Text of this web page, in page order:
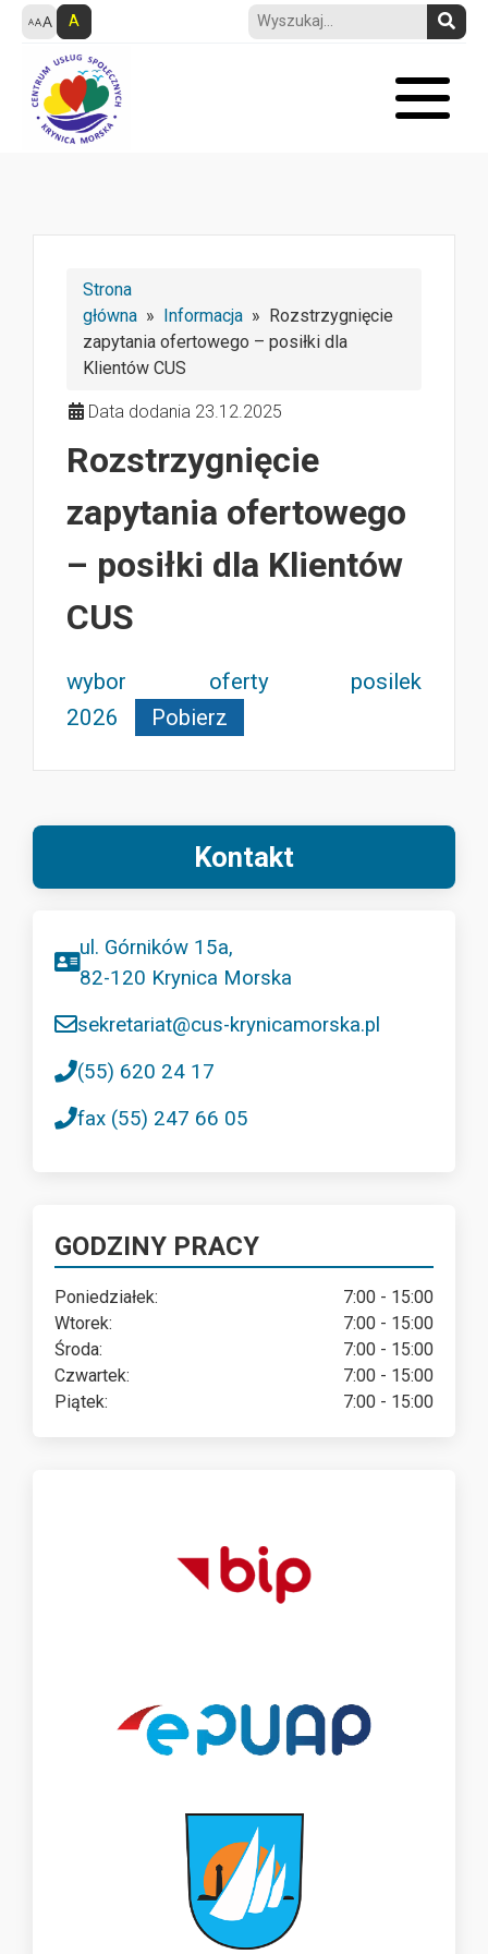
A
Strona
główna » Informacja » Rozstrzygnięcie
zapytania ofertowego – posiłki dla
Klientów CUS
Data dodania 23.12.2025
Rozstrzygnięcie
zapytania ofertowego
– posiłki dla Klientów
CUS
wybor oferty posilek
2026
Pobierz
Kontakt
ul. Górników 15a,
82-120 Krynica Morska
sekretariat@cus-krynicamorska.pl
(55) 620 24 17
fax (55) 247 66 05
GODZINY PRACY
Poniedziałek:
7:00 - 15:00
Wtorek:
7:00 - 15:00
Środa:
7:00 - 15:00
Czwartek:
7:00 - 15:00
Piątek:
7:00 - 15:00